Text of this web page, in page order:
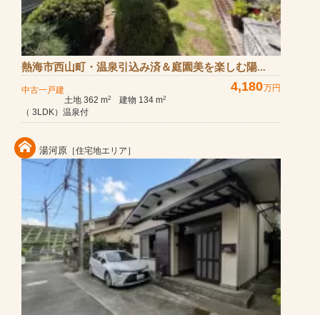
熱海市西山町・温泉引込み済＆庭園美を楽しむ陽...
中古一戸建 4,180万円
土地 362 m2 建物 134 m2
（ 3LDK）温泉付
湯河原 ［住宅地エリア］